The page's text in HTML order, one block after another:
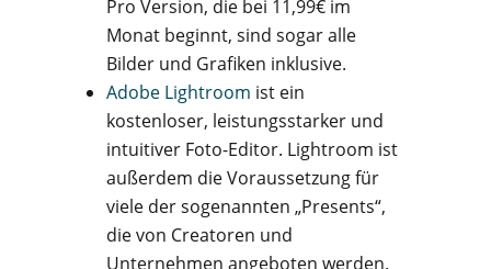
Pro Version, die bei 11,99€ im
Monat beginnt, sind sogar alle
Bilder und Grafiken inklusive.
Adobe Lightroom ist ein
kostenloser, leistungsstarker und
intuitiver Foto-Editor. Lightroom ist
außerdem die Voraussetzung für
viele der sogenannten „Presents“,
die von Creatoren und
Unternehmen angeboten werden.